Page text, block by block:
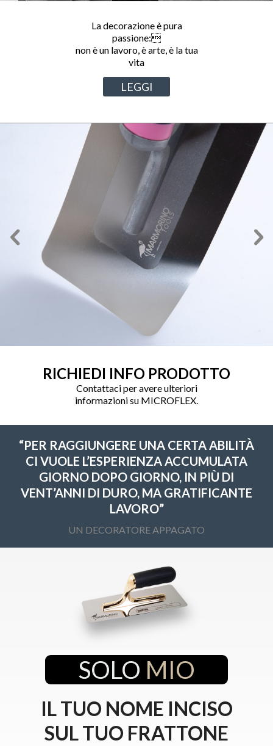
La decorazione è pura
passione:
non è un lavoro, è arte, è la tua
vita
LEGGI
RICHIEDI INFO PRODOTTO
Contattaci per avere ulteriori
informazioni su MICROFLEX.
“PER RAGGIUNGERE UNA CERTA ABILITÀ
CI VUOLE L’ESPERIENZA ACCUMULATA
GIORNO DOPO GIORNO, IN PIÙ DI
VENT’ANNI DI DURO, MA GRATIFICANTE
LAVORO”
UN DECORATORE APPAGATO
SOLO MIO
IL TUO NOME INCISO
SUL TUO FRATTONE